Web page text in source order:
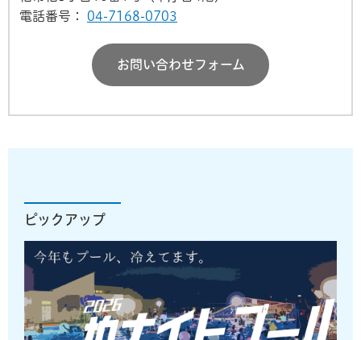
電話番号：
04-7168-0703
お問い合わせフォーム
ピックアップ